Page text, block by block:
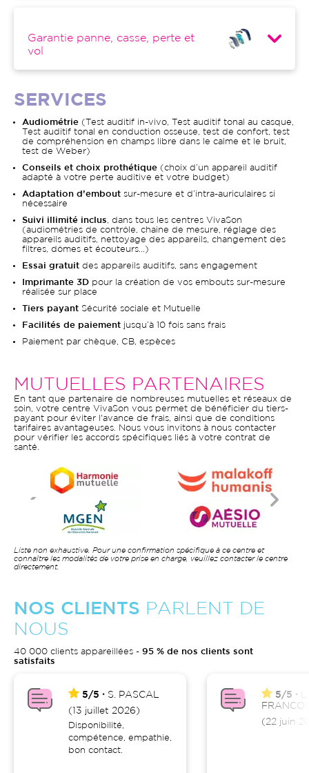
Garantie panne, casse, perte et
vol
SERVICES
Audiométrie (Test auditif in-vivo, Test auditif tonal au casque,
Test auditif tonal en conduction osseuse, test de confort, test
de compréhension en champs libre dans le calme et le bruit,
test de Weber)
Conseils et choix prothétique (choix d’un appareil auditif
adapté à votre perte auditive et votre budget)
Adaptation d’embout sur-mesure et d’intra-auriculaires si
nécessaire
Suivi illimité inclus , dans tous les centres VivaSon
(audiométries de contrôle, chaine de mesure, réglage des
appareils auditifs, nettoyage des appareils, changement des
filtres, dômes et écouteurs…)
Essai gratuit des appareils auditifs, sans engagement
Imprimante 3D pour la création de vos embouts sur-mesure
réalisée sur place
Tiers payant Sécurité sociale et Mutuelle
Facilités de paiement jusqu’à 10 fois sans frais
Paiement par chèque, CB, espèces
MUTUELLES PARTENAIRES
En tant que partenaire de nombreuses mutuelles et réseaux de
soin, votre centre VivaSon vous permet de bénéficier du tiers-
payant pour éviter l'avance de frais, ainsi que de conditions
tarifaires avantageuses. Nous vous invitons à nous contacter
pour vérifier les accords spécifiques liés à votre contrat de
santé.
Liste non exhaustive. Pour une confirmation spécifique à ce centre et
connaître les modalités de votre prise en charge, veuillez contacter le centre
directement.
NOS CLIENTS PARLENT DE
NOUS
40 000 clients appareillées - 95 % de nos clients sont
satisfaits
5/5 S.
PASCAL
(13 juillet 2026)
Disponibilité,
compétence, empathie,
bon contact.
5/5
(22 juin